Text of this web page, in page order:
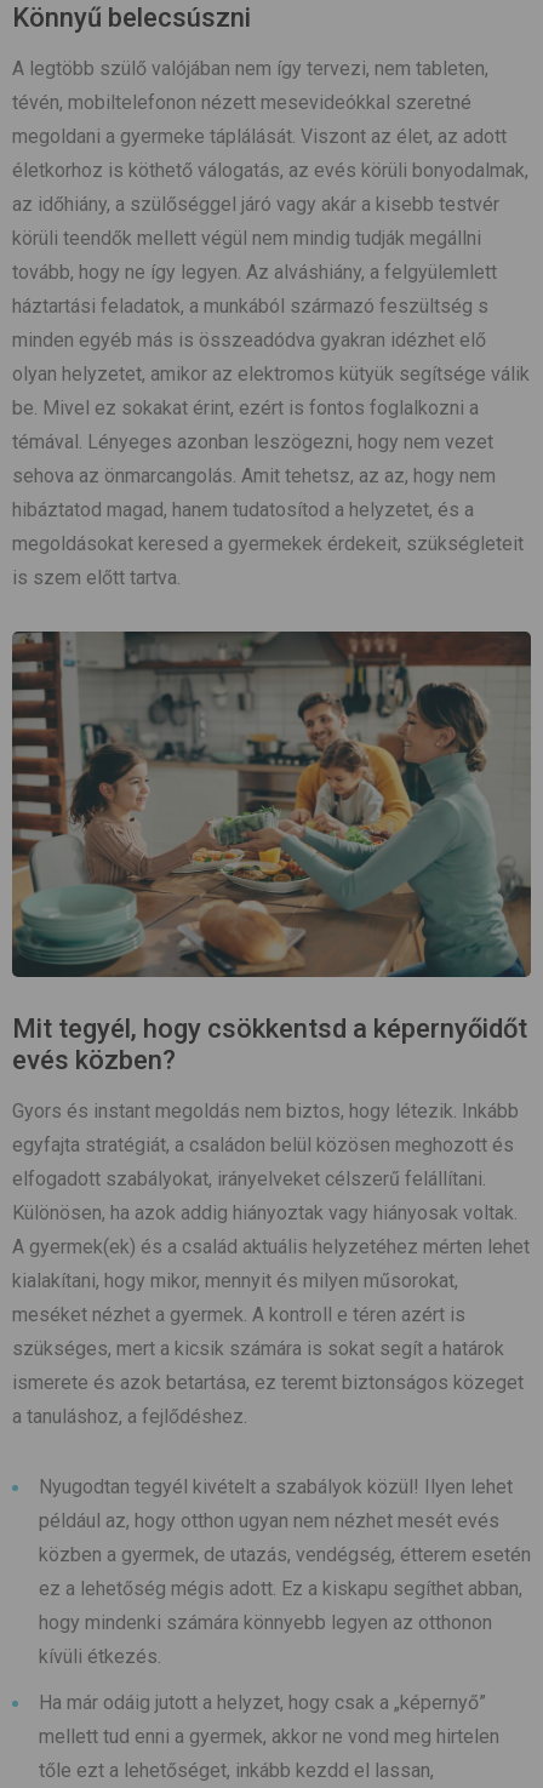
Könnyű belecsúszni
A legtöbb szülő valójában nem így tervezi, nem tableten,
tévén, mobiltelefonon nézett mesevideókkal szeretné
megoldani a gyermeke táplálását. Viszont az élet, az adott
életkorhoz is köthető válogatás, az evés körüli bonyodalmak,
az időhiány, a szülőséggel járó vagy akár a kisebb testvér
körüli teendők mellett végül nem mindig tudják megállni
tovább, hogy ne így legyen. Az alváshiány, a felgyülemlett
háztartási feladatok, a munkából származó feszültség s
minden egyéb más is összeadódva gyakran idézhet elő
olyan helyzetet, amikor az elektromos kütyük segítsége válik
be. Mivel ez sokakat érint, ezért is fontos foglalkozni a
témával. Lényeges azonban leszögezni, hogy nem vezet
sehova az önmarcangolás. Amit tehetsz, az az, hogy nem
hibáztatod magad, hanem tudatosítod a helyzetet, és a
megoldásokat keresed a gyermekek érdekeit, szükségleteit
is szem előtt tartva.
Mit tegyél, hogy csökkentsd a képernyőidőt
evés közben?
Gyors és instant megoldás nem biztos, hogy létezik. Inkább
egyfajta stratégiát, a családon belül közösen meghozott és
elfogadott szabályokat, irányelveket célszerű felállítani.
Különösen, ha azok addig hiányoztak vagy hiányosak voltak.
A gyermek(ek) és a család aktuális helyzetéhez mérten lehet
kialakítani, hogy mikor, mennyit és milyen műsorokat,
meséket nézhet a gyermek. A kontroll e téren azért is
szükséges, mert a kicsik számára is sokat segít a határok
ismerete és azok betartása, ez teremt biztonságos közeget
a tanuláshoz, a fejlődéshez.
Nyugodtan tegyél kivételt a szabályok közül! Ilyen lehet
például az, hogy otthon ugyan nem nézhet mesét evés
közben a gyermek, de utazás, vendégség, étterem esetén
ez a lehetőség mégis adott. Ez a kiskapu segíthet abban,
hogy mindenki számára könnyebb legyen az otthonon
kívüli étkezés.
Ha már odáig jutott a helyzet, hogy csak a „képernyő”
mellett tud enni a gyermek, akkor ne vond meg hirtelen
tőle ezt a lehetőséget, inkább kezdd el lassan,